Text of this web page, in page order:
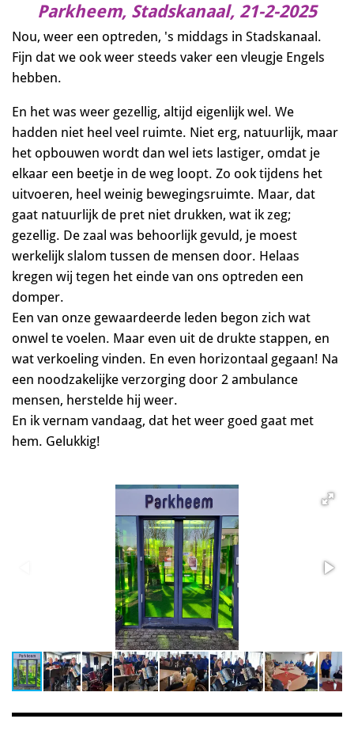
Parkheem, Stadskanaal, 21-2-2025
Nou, weer een optreden, 's middags in Stadskanaal.
Fijn dat we ook weer steeds vaker een vleugje Engels
hebben.
En het was weer gezellig, altijd eigenlijk wel. We
hadden niet heel veel ruimte. Niet erg, natuurlijk, maar
het opbouwen wordt dan wel iets lastiger, omdat je
elkaar een beetje in de weg loopt. Zo ook tijdens het
uitvoeren, heel weinig bewegingsruimte. Maar, dat
gaat natuurlijk de pret niet drukken, wat ik zeg;
gezellig. De zaal was behoorlijk gevuld, je moest
werkelijk slalom tussen de mensen door. Helaas
kregen wij tegen het einde van ons optreden een
domper.
Een van onze gewaardeerde leden begon zich wat
onwel te voelen. Maar even uit de drukte stappen, en
wat verkoeling vinden. En even horizontaal gegaan! Na
een noodzakelijke verzorging door 2 ambulance
mensen, herstelde hij weer.
En ik vernam vandaag, dat het weer goed gaat met
hem. Gelukkig!